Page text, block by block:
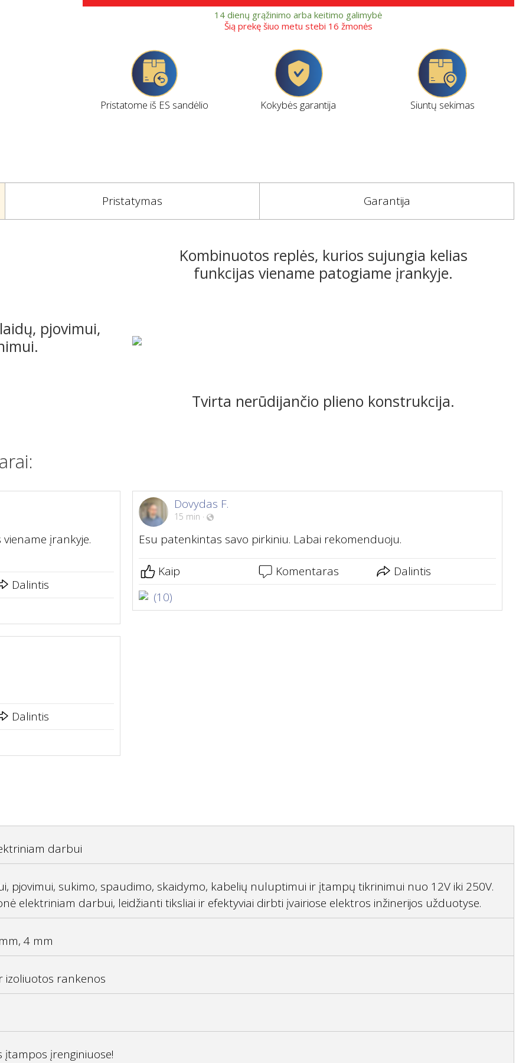
14 dienų grąžinimo arba keitimo galimybė
Šią prekę šiuo metu stebi 16 žmonės
Pristatome iš ES sandėlio Kokybės garantija Siuntų sekimas
Pristatymas Garantija
Kombinuotos replės, kurios sujungia kelias
funkcijas viename patogiame įrankyje.
pjovimui,
Tvirta nerūdijančio plieno konstrukcija.
įrankyje.
Dalintis
Dalintis
Dovydas F.
15 min ·
Esu patenkintas savo pirkiniu. Labai rekomenduoju.
Kaip Komentaras
Dalintis
(10)
darbui
pjovimui, sukimo, spaudimo, skaidymo, kabelių nuluptimui ir įtampų tikrinimui nuo 12V iki 250V.
elektriniam darbui, leidžianti tiksliai ir efektyviai dirbti įvairiose elektros inžinerijos užduotyse.
4 mm
izoliuotos rankenos
įrenginiuose!